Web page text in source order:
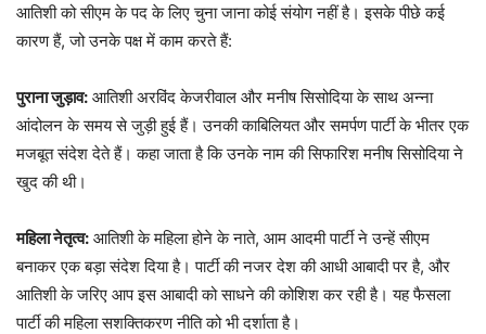
आतिशी को सीएम के पद के लिए चुना जाना कोई संयोग नहीं है। इसके पीछे कई
कारण हैं, जो उनके पक्ष में काम करते हैं:
पुराना जुड़ाव: आतिशी अरविंद केजरीवाल और मनीष सिसोदिया के साथ अन्ना
आंदोलन के समय से जुड़ी हुई हैं। उनकी काबिलियत और समर्पण पार्टी के भीतर एक
मजबूत संदेश देते हैं। कहा जाता है कि उनके नाम की सिफारिश मनीष सिसोदिया ने
खुद की थी।
महिला नेतृत्व: आतिशी के महिला होने के नाते, आम आदमी पार्टी ने उन्हें सीएम
बनाकर एक बड़ा संदेश दिया है। पार्टी की नजर देश की आधी आबादी पर है, और
आतिशी के जरिए आप इस आबादी को साधने की कोशिश कर रही है। यह फैसला
पार्टी की महिला सशक्तिकरण नीति को भी दर्शाता है।